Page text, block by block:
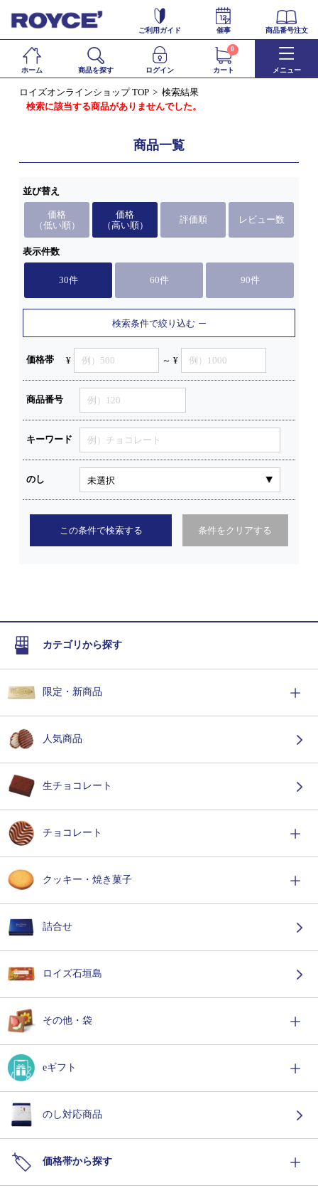
ご利用ガイド 催事 商品番号注文
ホーム 商品を探す ログイン カート
0
メニュー
ロイズオンラインショップ TOP
検索結果
検索に該当する商品がありませんでした。
商品一覧
並び替え
価格
（低い順）
価格
（高い順）
評価順 レビュー数
表示件数
30件 60件 90件
検索条件で絞り込む
価格帯 ¥ ～ ¥
商品番号
キーワード
のし
この条件で検索する 条件をクリアする
カテゴリから探す
限定・新商品
人気商品
生チョコレート
チョコレート
クッキー・焼き菓子
詰合せ
ロイズ石垣島
その他・袋
eギフト
のし対応商品
価格帯から探す